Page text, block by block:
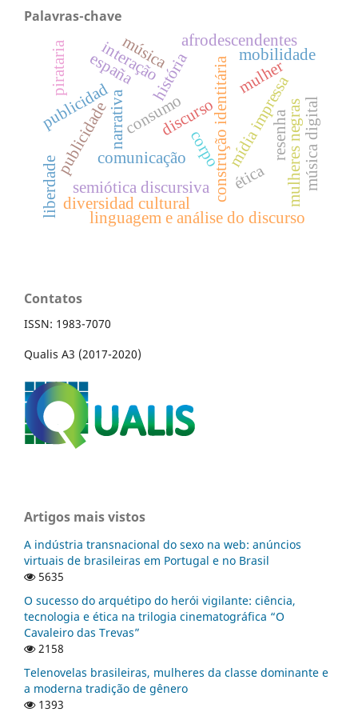
Palavras-chave
comunicação
consumo
história
narrativa corpoconstrução identitária
semiótica discursiva
interação
mídia impressa
discurso
publicidade
ética
mulher
linguagem e análise do discurso
mulheres negras
publicidad
diversidad cultural
españamúsica
afrodescendentes
mobilidade
liberdade
pirataria
música digital
resenha
Contatos
ISSN: 1983-7070
Qualis A3 (2017-2020)
Artigos mais vistos
A indústria transnacional do sexo na web: anúncios
virtuais de brasileiras em Portugal e no Brasil
5635
O sucesso do arquétipo do herói vigilante: ciência,
tecnologia e ética na trilogia cinematográfica “O
Cavaleiro das Trevas”
2158
Telenovelas brasileiras, mulheres da classe dominante e
a moderna tradição de gênero
1393